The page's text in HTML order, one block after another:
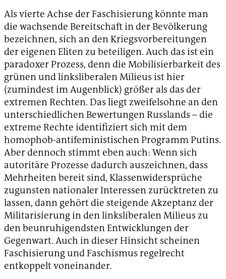
Als vierte Achse der Faschisierung könnte man
die wachsende Bereitschaft in der Bevölkerung
bezeichnen, sich an den Kriegsvorbereitungen
der eigenen Eliten zu beteiligen. Auch das ist ein
paradoxer Prozess, denn die Mobilisierbarkeit des
grünen und linksliberalen Milieus ist hier
(zumindest im Augenblick) größer als das der
extremen Rechten. Das liegt zweifelsohne an den
unterschiedlichen Bewertungen Russlands – die
extreme Rechte identifiziert sich mit dem
homophob-antifeministischen Programm Putins.
Aber dennoch stimmt eben auch: Wenn sich
autoritäre Prozesse dadurch auszeichnen, dass
Mehrheiten bereit sind, Klassenwidersprüche
zugunsten nationaler Interessen zurücktreten zu
lassen, dann gehört die steigende Akzeptanz der
Militarisierung in den linksliberalen Milieus zu
den beunruhigendsten Entwicklungen der
Gegenwart. Auch in dieser Hinsicht scheinen
Faschisierung und Faschismus regelrecht
entkoppelt voneinander.